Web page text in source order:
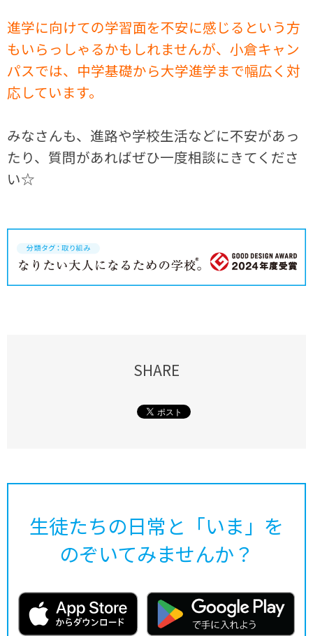
進学に向けての学習面を不安に感じるという方
もいらっしゃるかもしれませんが、小倉キャン
パスでは、中学基礎から大学進学まで幅広く対
応しています。
みなさんも、進路や学校生活などに不安があっ
たり、質問があればぜひ一度相談にきてくださ
い☆
SHARE
生徒たちの日常と「いま」を
のぞいてみませんか？